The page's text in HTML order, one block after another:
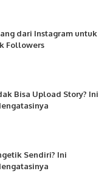
dari Instagram untuk
Followers
Bisa Upload Story? Ini
Sendiri? Ini